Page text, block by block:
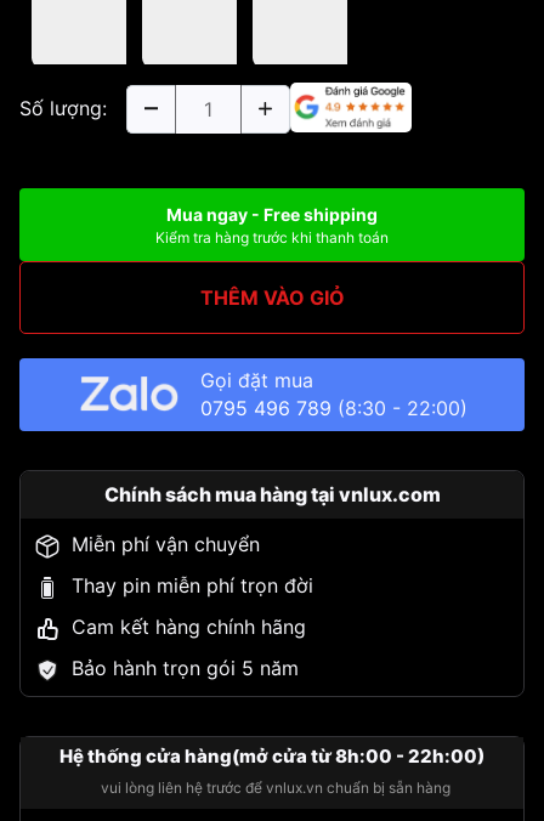
Số lượng:
Mua ngay - Free shipping
Kiểm tra hàng trước khi thanh toán
THÊM VÀO GIỎ
Gọi đặt mua
0795 496 789 (8:30 - 22:00)
Chính sách mua hàng tại vnlux.com
Miễn phí vận chuyển
Thay pin miễn phí trọn đời
Cam kết hàng chính hãng
Bảo hành trọn gói 5 năm
Hệ thống cửa hàng(mở cửa từ 8h:00 - 22h:00)
vui lòng liên hệ trước để vnlux.vn chuẩn bị sẵn hàng